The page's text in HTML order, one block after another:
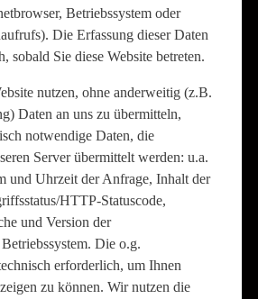
Betriebssystem oder
Die Erfassung dieser Daten
sobald Sie diese Website betreten.
nutzen, ohne anderweitig (z.B.
Daten an uns zu übermitteln,
notwendige Daten, die
Server übermittelt werden: u.a.
und Uhrzeit der Anfrage, Inhalt der
HTTP-Statuscode,
und Version der
Die o.g.
erforderlich, um Ihnen
zu können. Wir nutzen die